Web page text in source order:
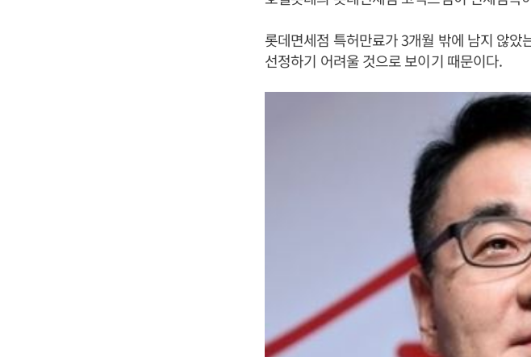
롯데면세점 특허만료가 3개월 밖에 남지 않
선정하기 어려울 것으로 보이기 때문이다.